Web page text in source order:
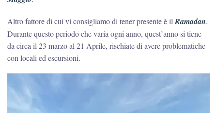
Altro fattore di cui vi consigliamo di tener presente è il Ramadan.
Durante questo periodo che varia ogni anno, quest’anno si tiene
da circa il 23 marzo al 21 Aprile, rischiate di avere problematiche
con locali ed escursioni.